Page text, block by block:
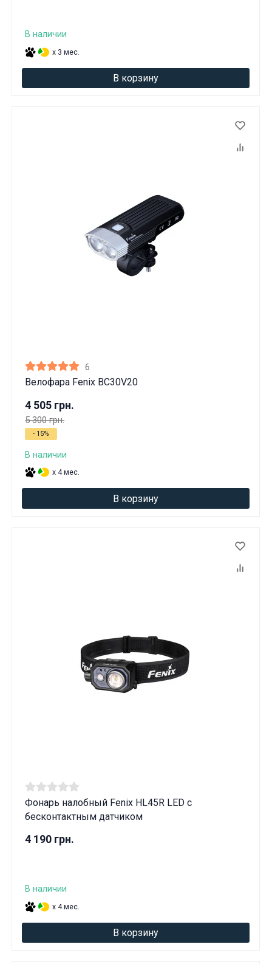
В наличии
x 3 мес.
В корзину
6
Велофара Fenix BC30V20
4 505 грн.
5 300 грн.
- 15%
В наличии
x 4 мес.
В корзину
Фонарь налобный Fenix ​​HL45R LED с
бесконтактным датчиком
4 190 грн.
В наличии
x 4 мес.
В корзину